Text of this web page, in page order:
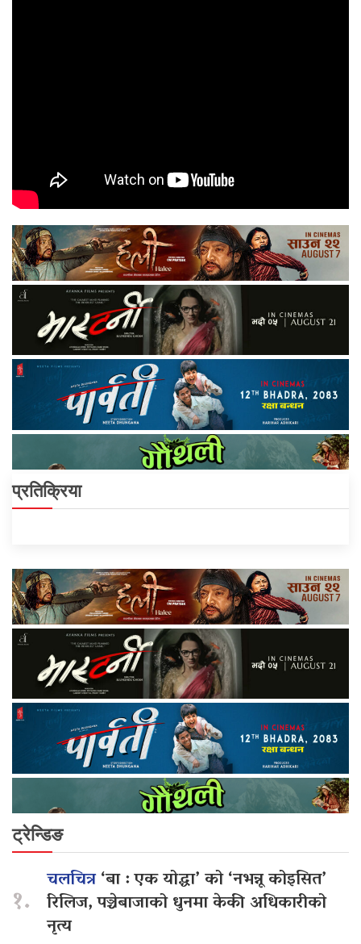
प्रतिक्रिया
ट्रेन्डिङ
१.
चलचित्र‘बा : एक योद्धा’ को ‘नभन्नू कोइसित’
रिलिज, पञ्चेबाजाको धुनमा केकी अधिकारीको
नृत्य